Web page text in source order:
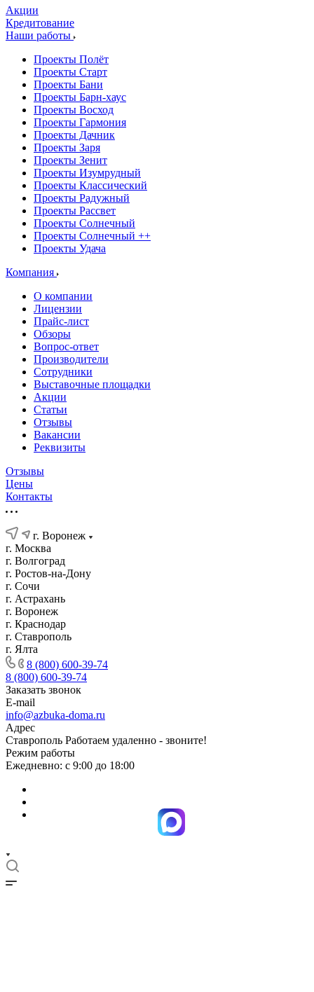
Акции
Кредитование
Наши работы
Проекты Полёт
Проекты Старт
Проекты Бани
Проекты Барн-хаус
Проекты Восход
Проекты Гармония
Проекты Дачник
Проекты Заря
Проекты Зенит
Проекты Изумрудный
Проекты Классический
Проекты Радужный
Проекты Рассвет
Проекты Солнечный
Проекты Солнечный ++
Проекты Удача
Компания
О компании
Лицензии
Прайс-лист
Обзоры
Вопрос-ответ
Производители
Сотрудники
Выставочные площадки
Акции
Статьи
Отзывы
Вакансии
Реквизиты
Отзывы
Цены
Контакты
г. Воронеж
г. Москва
г. Волгоград
г. Ростов-на-Дону
г. Сочи
г. Астрахань
г. Воронеж
г. Краснодар
г. Ставрополь
г. Ялта
8 (800) 600-39-74
8 (800) 600-39-74
Заказать звонок
E-mail
info@azbuka-doma.ru
Адрес
Ставрополь Работаем удаленно - звоните!
Режим работы
Ежедневно: с 9:00 до 18:00